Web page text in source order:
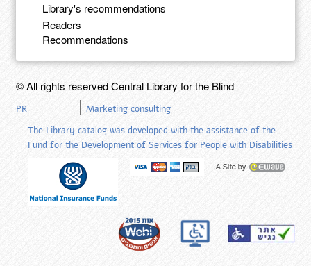
Library's recommendations
Readers
Recommendations
© All rights reserved Central Library for the Blind
PR
Marketing consulting
The Library catalog was developed with the assistance of the
Fund for the Development of Services for People with Disabilities